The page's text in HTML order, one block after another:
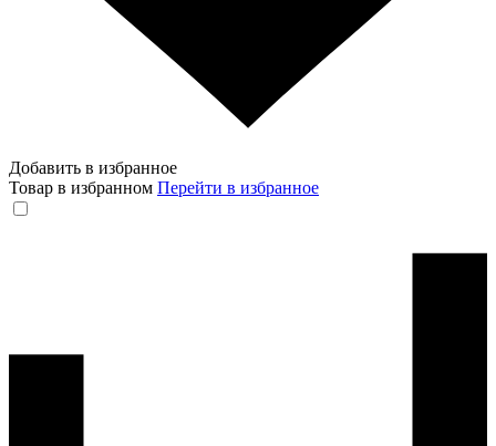
Добавить в избранное
Товар в избранном Перейти в избранное